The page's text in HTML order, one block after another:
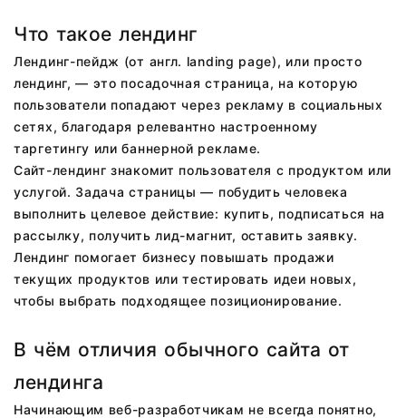
Что такое лендинг
Лендинг-пейдж (от англ. landing page), или просто
лендинг, — это посадочная страница, на которую
пользователи попадают через рекламу в социальных
сетях, благодаря релевантно настроенному
таргетингу или баннерной рекламе.
Сайт-лендинг знакомит пользователя с продуктом или
услугой. Задача страницы — побудить человека
выполнить целевое действие: купить, подписаться на
рассылку, получить лид-магнит, оставить заявку.
Лендинг помогает бизнесу повышать продажи
текущих продуктов или тестировать идеи новых,
чтобы выбрать подходящее позиционирование.
В чём отличия обычного сайта от
лендинга
Начинающим веб-разработчикам не всегда понятно,